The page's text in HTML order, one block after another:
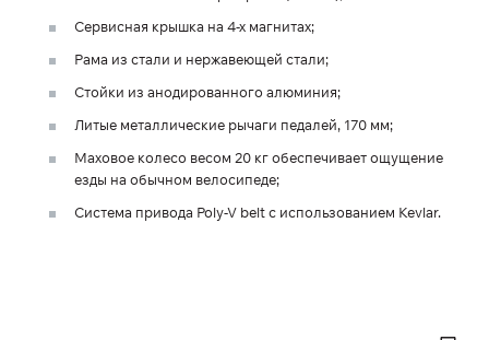
Сервисная крышка на 4-х магнитах;
Рама из стали и нержавеющей стали;
Стойки из анодированного алюминия;
Литые металлические рычаги педалей, 170 мм;
Маховое колесо весом 20 кг обеспечивает ощущение
езды на обычном велосипеде;
Система привода Poly-V belt с использованием Kevlar.